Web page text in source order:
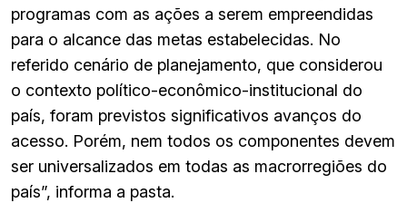
programas com as ações a serem empreendidas
para o alcance das metas estabelecidas. No
referido cenário de planejamento, que considerou
o contexto político-econômico-institucional do
país, foram previstos significativos avanços do
acesso. Porém, nem todos os componentes devem
ser universalizados em todas as macrorregiões do
país”, informa a pasta.